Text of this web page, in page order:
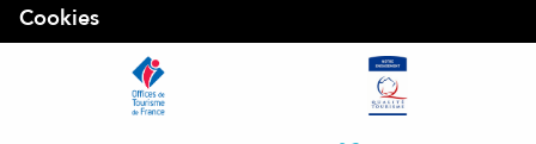
Cookies